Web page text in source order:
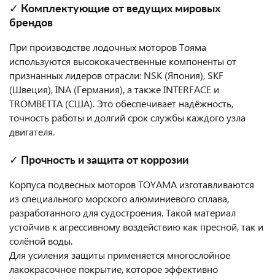
✓ Комплектующие от ведущих мировых
брендов
При производстве лодочных моторов Тояма
используются высококачественные компоненты от
признанных лидеров отрасли: NSK (Япония), SKF
(Швеция), INA (Германия), а также INTERFACE и
TROMBETTA (США). Это обеспечивает надёжность,
точность работы и долгий срок службы каждого узла
двигателя.
✓ Прочность и защита от коррозии
Корпуса подвесных моторов TOYAMA изготавливаются
из специального морского алюминиевого сплава,
разработанного для судостроения. Такой материал
устойчив к агрессивному воздействию как пресной, так и
солёной воды.
Для усиления защиты применяется многослойное
лакокрасочное покрытие, которое эффективно